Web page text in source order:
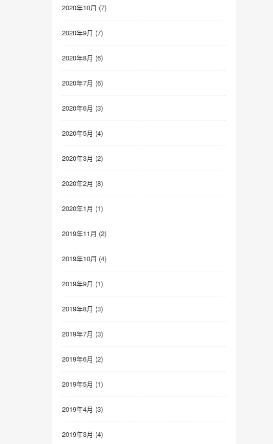
2020年10月 (7)
2020年9月 (7)
2020年8月 (6)
2020年7月 (6)
2020年6月 (3)
2020年5月 (4)
2020年3月 (2)
2020年2月 (8)
2020年1月 (1)
2019年11月 (2)
2019年10月 (4)
2019年9月 (1)
2019年8月 (3)
2019年7月 (3)
2019年6月 (2)
2019年5月 (1)
2019年4月 (3)
2019年3月 (4)